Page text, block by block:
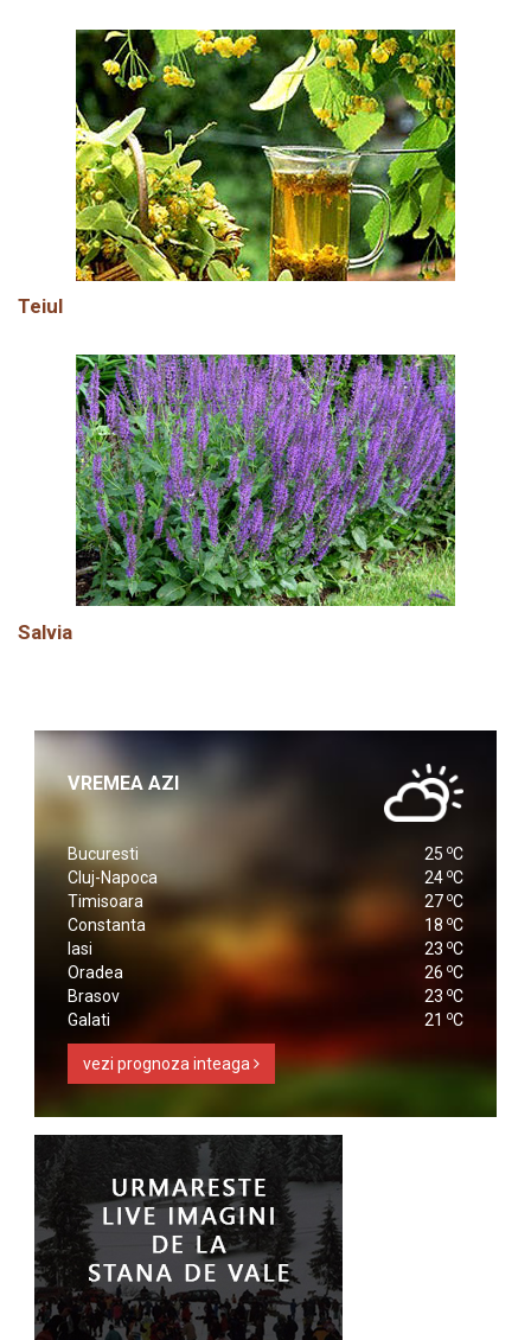
Teiul
Salvia
VREMEA AZI
Bucuresti 25 oC
Cluj-Napoca
24 oC
Timisoara
27 oC
Constanta
18 oC
Iasi
23 oC
Oradea
26 oC
Brasov
23 oC
Galati
21 oC
vezi prognoza inteaga